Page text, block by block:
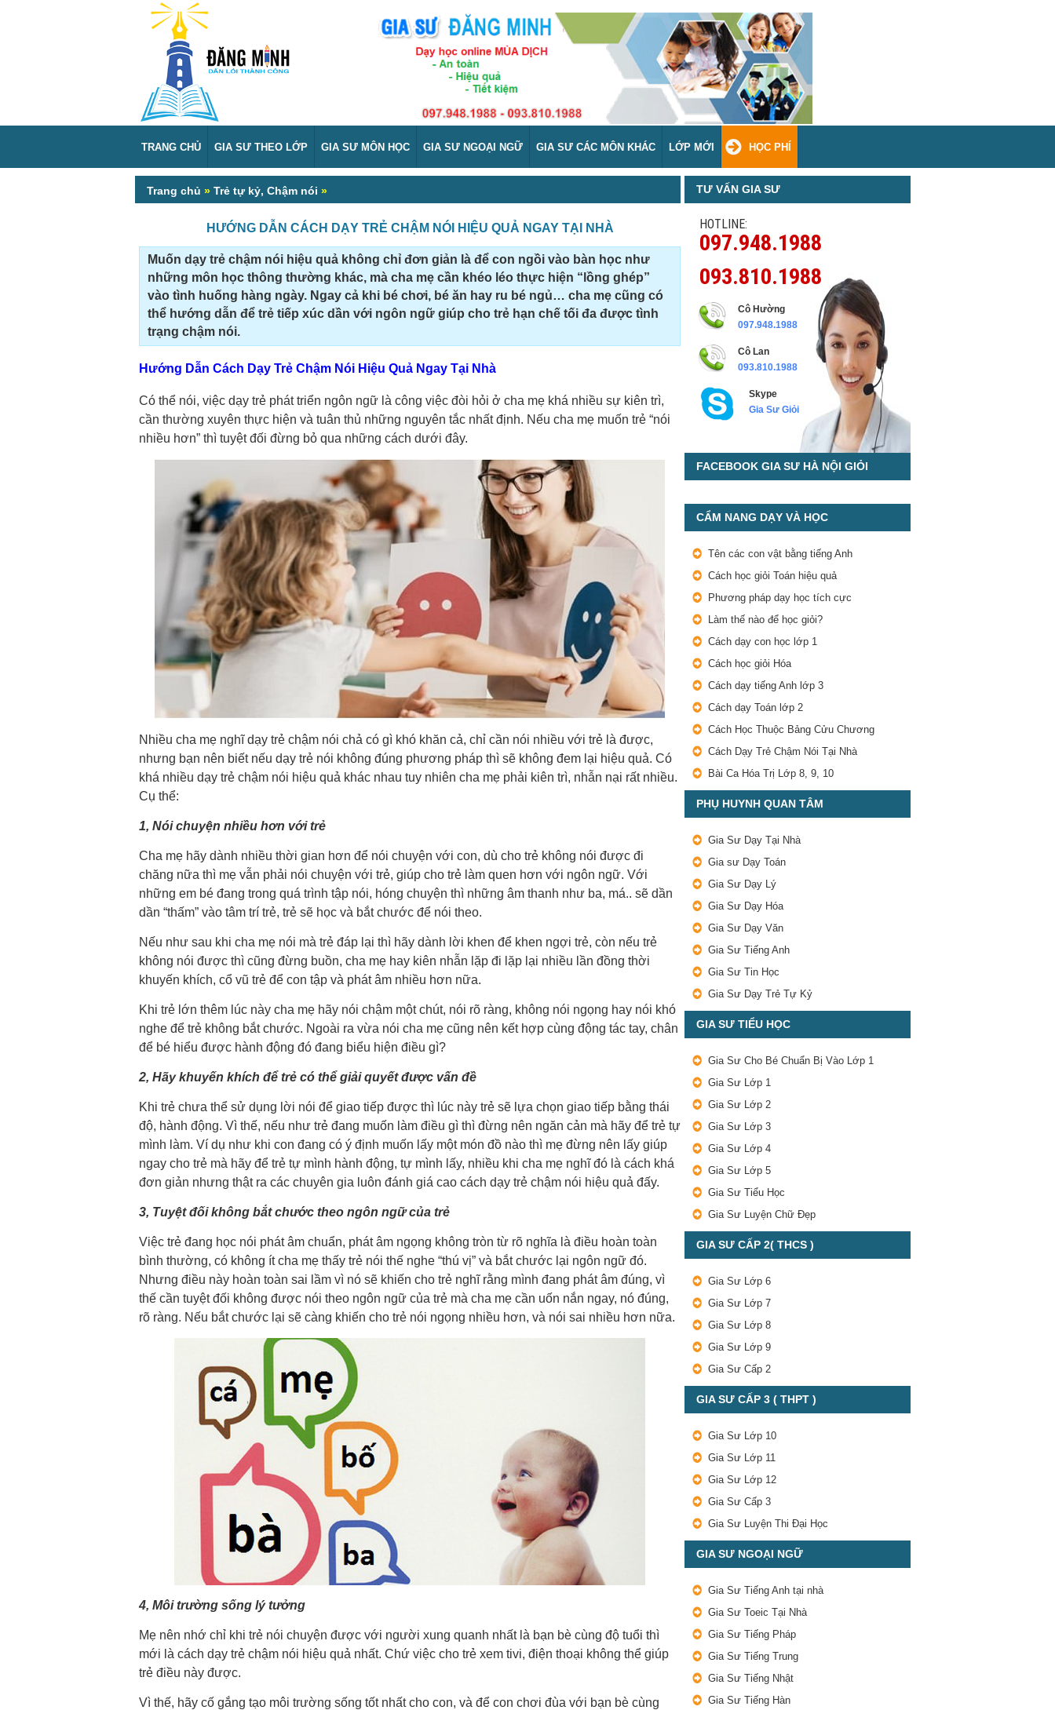
TRANG CHỦ GIA SƯ THEO LỚP GIA SƯ MÔN HỌC GIA SƯ NGOẠI NGỮ GIA SƯ CÁC MÔN KHÁC LỚP MỚI HỌC PHÍ
Trang chủ » Trẻ tự kỷ, Chậm nói »
HƯỚNG DẪN CÁCH DẠY TRẺ CHẬM NÓI HIỆU QUẢ NGAY TẠI NHÀ
Muốn dạy trẻ chậm nói hiệu quả không chỉ đơn giản là để con ngồi vào bàn học như
những môn học thông thường khác, mà cha mẹ cần khéo léo thực hiện “lồng ghép”
vào tình huống hàng ngày. Ngay cả khi bé chơi, bé ăn hay ru bé ngủ… cha mẹ cũng có
thể hướng dẫn để trẻ tiếp xúc dần với ngôn ngữ giúp cho trẻ hạn chế tối đa được tình
trạng chậm nói.
Hướng Dẫn Cách Dạy Trẻ Chậm Nói Hiệu Quả Ngay Tại Nhà
Có thể nói, việc dạy trẻ phát triển ngôn ngữ là công việc đòi hỏi ở cha mẹ khá nhiều sự kiên trì,
cần thường xuyên thực hiện và tuân thủ những nguyên tắc nhất định. Nếu cha mẹ muốn trẻ “nói
nhiều hơn” thì tuyệt đối đừng bỏ qua những cách dưới đây.
Nhiều cha mẹ nghĩ dạy trẻ chậm nói chả có gì khó khăn cả, chỉ cần nói nhiều với trẻ là được,
nhưng bạn nên biết nếu dạy trẻ nói không đúng phương pháp thì sẽ không đem lại hiệu quả. Có
khá nhiều dạy trẻ chậm nói hiệu quả khác nhau tuy nhiên cha mẹ phải kiên trì, nhẫn nại rất nhiều.
Cụ thể:
1, Nói chuyện nhiều hơn với trẻ
Cha mẹ hãy dành nhiều thời gian hơn để nói chuyện với con, dù cho trẻ không nói được đi
chăng nữa thì mẹ vẫn phải nói chuyện với trẻ, giúp cho trẻ làm quen hơn với ngôn ngữ. Với
những em bé đang trong quá trình tập nói, hóng chuyện thì những âm thanh như ba, má.. sẽ dần
dần “thấm” vào tâm trí trẻ, trẻ sẽ học và bắt chước để nói theo.
Nếu như sau khi cha mẹ nói mà trẻ đáp lại thì hãy dành lời khen để khen ngợi trẻ, còn nếu trẻ
không nói được thì cũng đừng buồn, cha mẹ hay kiên nhẫn lặp đi lặp lại nhiều lần đồng thời
khuyến khích, cổ vũ trẻ để con tập và phát âm nhiều hơn nữa.
Khi trẻ lớn thêm lúc này cha mẹ hãy nói chậm một chút, nói rõ ràng, không nói ngọng hay nói khó
nghe để trẻ không bắt chước. Ngoài ra vừa nói cha mẹ cũng nên kết hợp cùng động tác tay, chân
để bé hiểu được hành động đó đang biểu hiện điều gì?
2, Hãy khuyến khích để trẻ có thể giải quyết được vấn đề
Khi trẻ chưa thể sử dụng lời nói để giao tiếp được thì lúc này trẻ sẽ lựa chọn giao tiếp bằng thái
độ, hành động. Vì thế, nếu như trẻ đang muốn làm điều gì thì đừng nên ngăn cản mà hãy để trẻ tự
mình làm. Ví dụ như khi con đang có ý định muốn lấy một món đồ nào thì mẹ đừng nên lấy giúp
ngay cho trẻ mà hãy để trẻ tự mình hành động, tự mình lấy, nhiều khi cha mẹ nghĩ đó là cách khá
đơn giản nhưng thật ra các chuyên gia luôn đánh giá cao cách dạy trẻ chậm nói hiệu quả đấy.
3, Tuyệt đối không bắt chước theo ngôn ngữ của trẻ
Việc trẻ đang học nói phát âm chuẩn, phát âm ngọng không tròn từ rõ nghĩa là điều hoàn toàn
bình thường, có không ít cha mẹ thấy trẻ nói thế nghe “thú vị” và bắt chước lại ngôn ngữ đó.
Nhưng điều này hoàn toàn sai lầm vì nó sẽ khiến cho trẻ nghĩ rằng mình đang phát âm đúng, vì
thế cần tuyệt đối không được nói theo ngôn ngữ của trẻ mà cha mẹ cần uốn nắn ngay, nó đúng,
rõ ràng. Nếu bắt chước lại sẽ càng khiến cho trẻ nói ngọng nhiều hơn, và nói sai nhiều hơn nữa.
4, Môi trường sống lý tưởng
Mẹ nên nhớ chỉ khi trẻ nói chuyện được với người xung quanh nhất là bạn bè cùng độ tuổi thì
mới là cách dạy trẻ chậm nói hiệu quả nhất. Chứ việc cho trẻ xem tivi, điện thoại không thể giúp
trẻ điều này được.
Vì thế, hãy cố gắng tạo môi trường sống tốt nhất cho con, và để con chơi đùa với bạn bè cùng
TƯ VẤN GIA SƯ
HOTLINE:
097.948.1988
093.810.1988
Cô Hường
097.948.1988
Cô Lan
093.810.1988
Skype
Gia Sư Giỏi
FACEBOOK GIA SƯ HÀ NỘI GIỎI
CẨM NANG DẠY VÀ HỌC
Tên các con vật bằng tiếng Anh
Cách học giỏi Toán hiệu quả
Phương pháp dạy học tích cực
Làm thế nào để học giỏi?
Cách dạy con học lớp 1
Cách học giỏi Hóa
Cách dạy tiếng Anh lớp 3
Cách dạy Toán lớp 2
Cách Học Thuộc Bảng Cửu Chương
Cách Dạy Trẻ Chậm Nói Tại Nhà
Bài Ca Hóa Trị Lớp 8, 9, 10
PHỤ HUYNH QUAN TÂM
Gia Sư Dạy Tại Nhà
Gia sư Dạy Toán
Gia Sư Dạy Lý
Gia Sư Dạy Hóa
Gia Sư Dạy Văn
Gia Sư Tiếng Anh
Gia Sư Tin Học
Gia Sư Dạy Trẻ Tự Kỷ
GIA SƯ TIỂU HỌC
Gia Sư Cho Bé Chuẩn Bị Vào Lớp 1
Gia Sư Lớp 1
Gia Sư Lớp 2
Gia Sư Lớp 3
Gia Sư Lớp 4
Gia Sư Lớp 5
Gia Sư Tiểu Học
Gia Sư Luyện Chữ Đẹp
GIA SƯ CẤP 2( THCS )
Gia Sư Lớp 6
Gia Sư Lớp 7
Gia Sư Lớp 8
Gia Sư Lớp 9
Gia Sư Cấp 2
GIA SƯ CẤP 3 ( THPT )
Gia Sư Lớp 10
Gia Sư Lớp 11
Gia Sư Lớp 12
Gia Sư Cấp 3
Gia Sư Luyện Thi Đại Học
GIA SƯ NGOẠI NGỮ
Gia Sư Tiếng Anh tại nhà
Gia Sư Toeic Tại Nhà
Gia Sư Tiếng Pháp
Gia Sư Tiếng Trung
Gia Sư Tiếng Nhật
Gia Sư Tiếng Hàn